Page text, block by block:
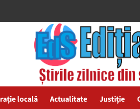
locală Actualitate Justiție